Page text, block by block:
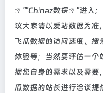
""Chinaz数据
"进入
议大家请以爱站数据为准
飞瓜数据的访问速度、搜
体验等；当然要评估一个
据您自身的需求以及需要
瓜数据的站长进行洽谈提